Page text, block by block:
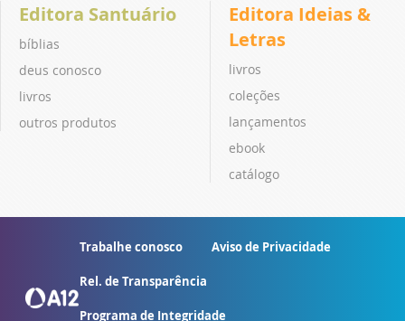
Editora Santuário
bíblias
deus conosco
livros
outros produtos
Editora Ideias &
Letras
livros
coleções
lançamentos
ebook
catálogo
Trabalhe conosco Aviso de Privacidade
Rel. de Transparência
Programa de Integridade